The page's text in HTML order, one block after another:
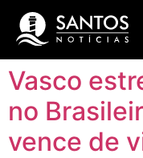
Vasco
no
vence de